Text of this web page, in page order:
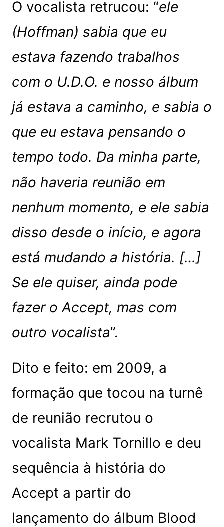
O vocalista retrucou: “ele
(Hoffman) sabia que eu
estava fazendo trabalhos
com o U.D.O. e nosso álbum
já estava a caminho, e sabia o
que eu estava pensando o
tempo todo. Da minha parte,
não haveria reunião em
nenhum momento, e ele sabia
disso desde o início, e agora
está mudando a história. […]
Se ele quiser, ainda pode
fazer o Accept, mas com
outro vocalista”.
Dito e feito: em 2009, a
formação que tocou na turnê
de reunião recrutou o
vocalista Mark Tornillo e deu
sequência à história do
Accept a partir do
lançamento do álbum Blood